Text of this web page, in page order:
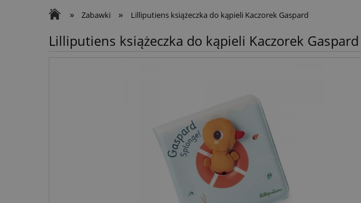
» Zabawki » Lilliputiens książeczka do kąpieli Kaczorek Gaspard
Lilliputiens książeczka do kąpieli Kaczorek Gaspard